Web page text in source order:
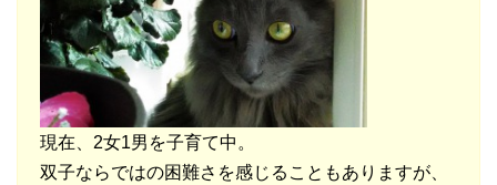
現在、2女1男を子育て中。
双子ならではの困難さを感じることもありますが、